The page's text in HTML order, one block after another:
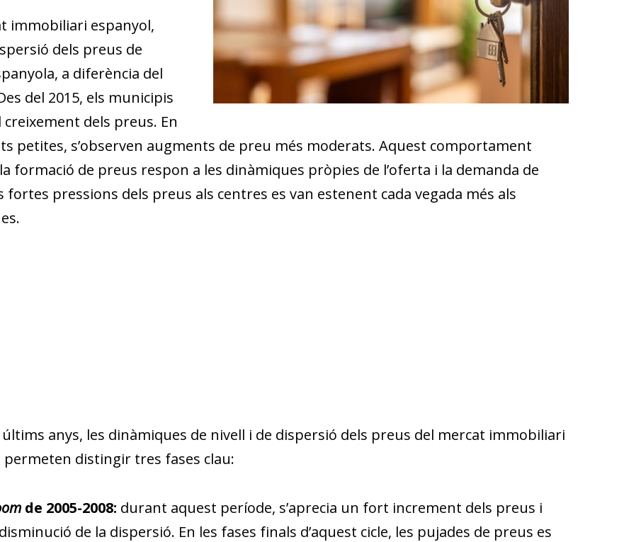
immobiliari espanyol,
dels preus de
a diferència del
del 2015, els municipis
dels preus. En
petites, s’observen augments de preu més moderats. Aquest comportament
formació de preus respon a les dinàmiques pròpies de l’oferta i la demanda de
pressions dels preus als centres es van estenent cada vegada més als
últims anys, les dinàmiques de nivell i de dispersió dels preus del mercat immobiliari
permeten distingir tres fases clau:
de 2005-2008: durant aquest període, s’aprecia un fort increment dels preus i
de la dispersió. En les fases finals d’aquest cicle, les pujades de preus es